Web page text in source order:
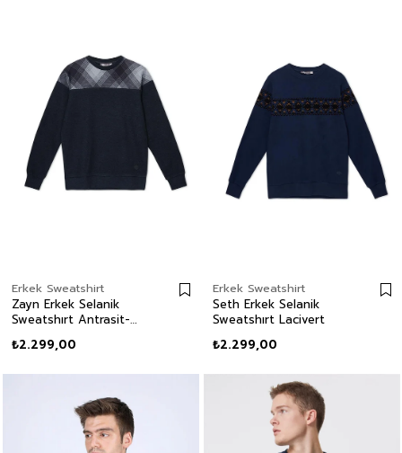
Erkek Sweatshirt
Zayn Erkek Selanik
Sweatshırt Antrasit-
₺2.299,00
Erkek Sweatshirt
Seth Erkek Selanik
Sweatshırt Lacivert
₺2.299,00